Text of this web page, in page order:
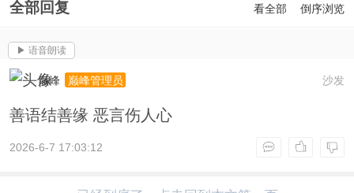
全部回复 看全部 倒序浏览
▶ 语音朗读
沙发
巅峰 巅峰管理员
善语结善缘 恶言伤人心
2026-6-7 17:03:12